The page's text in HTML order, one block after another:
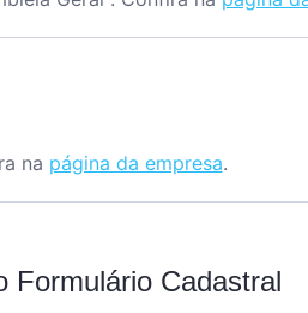
na página da empresa.
Formulário Cadastral